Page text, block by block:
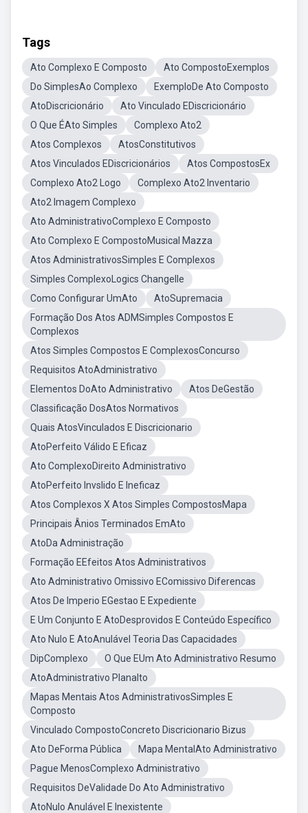
Tags
Ato Complexo E Composto
Ato CompostoExemplos
Do SimplesAo Complexo
ExemploDe Ato Composto
AtoDiscricionário
Ato Vinculado EDiscricionário
O Que ÉAto Simples
Complexo Ato2
Atos Complexos
AtosConstitutivos
Atos Vinculados EDiscricionários
Atos CompostosEx
Complexo Ato2 Logo
Complexo Ato2 Inventario
Ato2 Imagem Complexo
Ato AdministrativoComplexo E Composto
Ato Complexo E CompostoMusical Mazza
Atos AdministrativosSimples E Complexos
Simples ComplexoLogics Changelle
Como Configurar UmAto
AtoSupremacia
Formação Dos Atos ADMSimples Compostos E
Complexos
Atos Simples Compostos E ComplexosConcurso
Requisitos AtoAdministrativo
Elementos DoAto Administrativo
Atos DeGestão
Classificação DosAtos Normativos
Quais AtosVinculados E Discricionario
AtoPerfeito Válido E Eficaz
Ato ComplexoDireito Administrativo
AtoPerfeito Invslido E Ineficaz
Atos Complexos X Atos Simples CompostosMapa
Principais Ânios Terminados EmAto
AtoDa Administração
Formação EEfeitos Atos Administrativos
Ato Administrativo Omissivo EComissivo Diferencas
Atos De Imperio EGestao E Expediente
E Um Conjunto E AtoDesprovidos E Conteúdo Específico
Ato Nulo E AtoAnulável Teoria Das Capacidades
DipComplexo
O Que EUm Ato Administrativo Resumo
AtoAdministrativo Planalto
Mapas Mentais Atos AdministrativosSimples E
Composto
Vinculado CompostoConcreto Discricionario Bizus
Ato DeForma Pública
Mapa MentalAto Administrativo
Pague MenosComplexo Administrativo
Requisitos DeValidade Do Ato Administrativo
AtoNulo Anulável E Inexistente